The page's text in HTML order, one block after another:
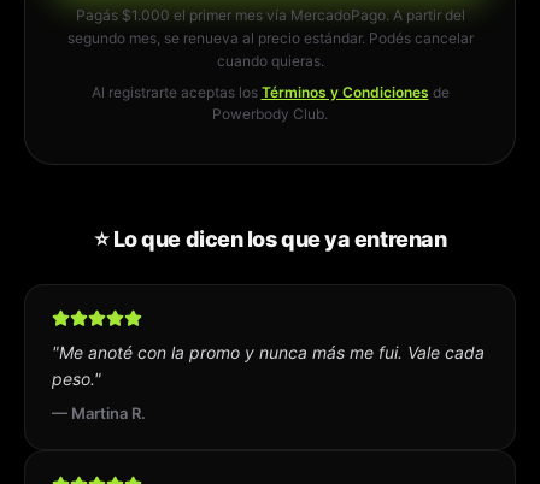
Pagás $1.000 el primer mes vía MercadoPago. A partir del
segundo mes, se renueva al precio estándar. Podés cancelar
cuando quieras.
Al registrarte aceptas los Términos y Condiciones de
Powerbody Club.
⭐ Lo que dicen los que ya entrenan
"Me anoté con la promo y nunca más me fui. Vale cada
peso."
— Martina R.